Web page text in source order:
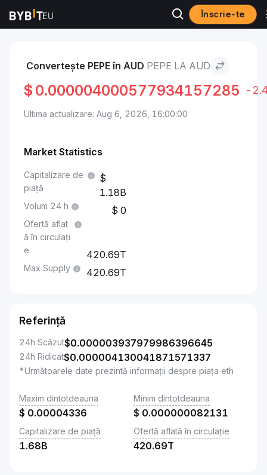
Înscrie-te
Piețe Pepe Price PEPE
Convertește PEPE în AUD PEPE LA AUD
$ 0.000004000577934157285 -
Ultima actualizare: Aug 6, 2026, 16:00:00
Market Statistics
Capitalizare de
piață
1.18B
Volum 24 h 0
Ofertă aflat
ă în circulați
e
420.69T
Max Supply 420.69T
Referință
24h Scăzut$0.000003937979986396645
24h Ridicat$0.000004130041871571337
*Următoarele date prezintă informații despre piața eth
Maxim dintotdeauna
$ 0.00004336
Minim dintotdeauna
$ 0.000000082131
Capitalizare de piață
1.68B
Ofertă aflată în circulație
420.69T